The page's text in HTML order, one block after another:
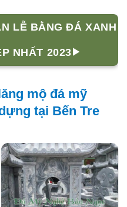
LỄ BẰNG ĐÁ XANH
NHẤT 2023
mộ đá mỹ
tại Bến Tre